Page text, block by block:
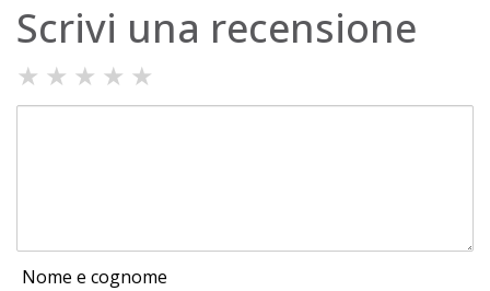
Scrivi una recensione
★ ★ ★ ★ ★
Nome e cognome